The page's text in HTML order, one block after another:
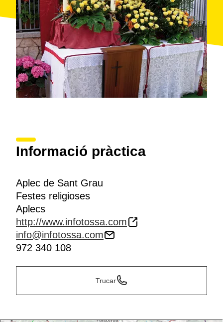
Informació pràctica
Aplec de Sant Grau
Festes religioses
Aplecs
http://www.infotossa.com
info@infotossa.com
972 340 108
Trucar